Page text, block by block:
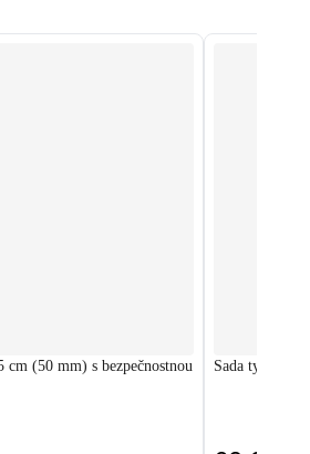
(50 mm) s bezpečnostnou
Sada tyčí